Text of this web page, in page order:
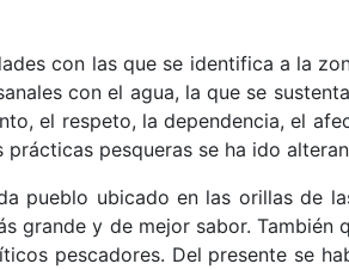
con las que se identifica a la
con el agua, la que se
el respeto, la dependencia, el
pesqueras se ha ido
pueblo ubicado en las orillas de
grande y de mejor sabor. También
pescadores. Del presente se